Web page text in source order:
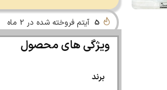
5 آیتم فروخته شده در 2 ماه
ویژگی های محصول
برند